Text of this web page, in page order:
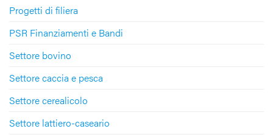
Progetti di filiera
PSR Finanziamenti e Bandi
Settore bovino
Settore caccia e pesca
Settore cerealicolo
Settore lattiero-caseario